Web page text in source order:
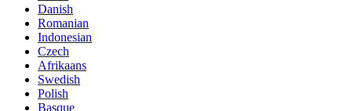
Danish
Romanian
Indonesian
Czech
Afrikaans
Swedish
Polish
Basque